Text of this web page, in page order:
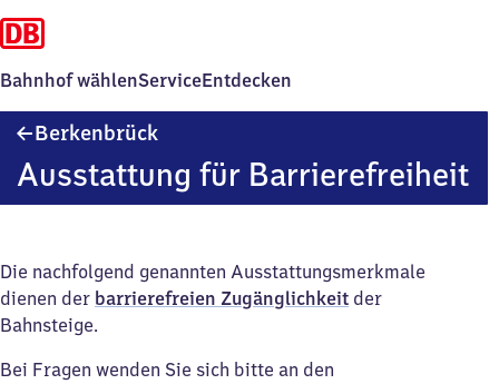
Bahnhof wählenServiceEntdecken
Berkenbrück
Ausstattung für Barrierefreiheit
Die nachfolgend genannten Ausstattungsmerkmale
dienen der barrierefreien Zugänglichkeit der
Bahnsteige.
Bei Fragen wenden Sie sich bitte an den